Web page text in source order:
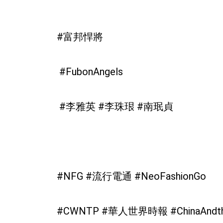
#富邦悍將
#FubonAngels
#李雅英 #李珠珢 #南珉貞
#NFG #流行電通 #NeoFashionGo
#CWNTP #華人世界時報